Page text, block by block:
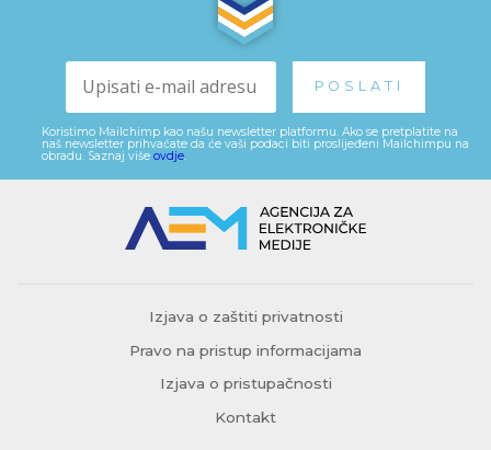
Koristimo Mailchimp kao našu newsletter platformu. Ako se pretplatite na
naš newsletter prihvaćate da će vaši podaci biti proslijeđeni Mailchimpu na
obradu. Saznaj više ovdje.
Izjava o zaštiti privatnosti
Pravo na pristup informacijama
Izjava o pristupačnosti
Kontakt